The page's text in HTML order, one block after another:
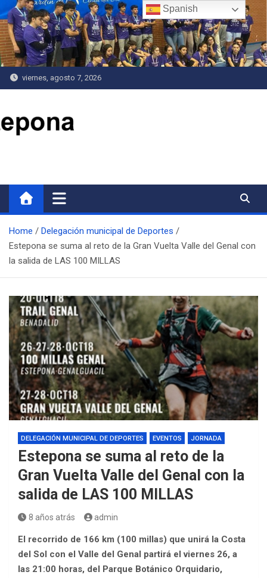
Saltar
al
contenido
viernes, agosto 7, 2026
Home
Delegación municipal de Deportes
Estepona se suma al reto de la Gran Vuelta Valle del Genal con
la salida de LAS 100 MILLAS
DELEGACIÓN MUNICIPAL DE DEPORTES EVENTOS JORNADA
Estepona se suma al reto de la
Gran Vuelta Valle del Genal con la
salida de LAS 100 MILLAS
8 años atrás admin
El recorrido de 166 km (100 millas) que unirá la Costa
del Sol con el Valle del Genal partirá el viernes 26, a
las 21:00 horas, del Parque Botánico Orquidario,
Spanish